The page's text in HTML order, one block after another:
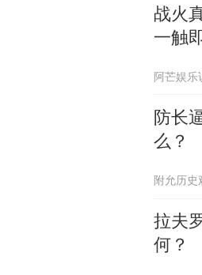
战火
一触
阿芒娱乐
防长
么？
附允历史
拉夫
何？